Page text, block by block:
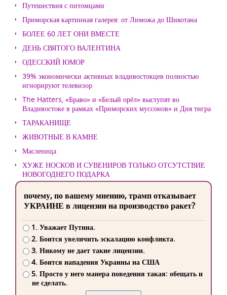
Путешествия с питомцами
Приморская картинная галерея: от Лиможа до Шикотана
БОЛЕЕ 60 ЛЕТ ОНИ ВМЕСТЕ
ДЕНЬ СВЯТОГО ВАЛЕНТИНА
ОДЕССКИЙ ЮМОР
39% экономически активных владивостокцев полностью
игнорируют телевизор
The Hatters, «Браво» и «Белый орёл» выступят во
Владивостоке в рамках «Приморских муссонов» и Дня тигра
ТАРАКАНИЩЕ
ЖИВОТНЫЕ В КАМНЕ
Масленица
ХУЖЕ НОСКОВ И СУВЕНИРОВ ТОЛЬКО ОТСУТСТВИЕ
НОВОГОДНЕГО ПОДАРКА
почему, по вашему мнению, трамп отказывает
УКРАИНЕ в лицензии на производство ракет?
1. Уважает Путина.
2. Боится увеличить эскалацию конфликта.
3. Никому не дает такие лицензии.
4. Боится нападения Украины на США
5. Просто у него манера поведения такая: обещать и
не сделать.